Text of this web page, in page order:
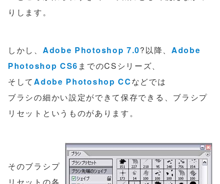
りします。
しかし、 Adobe Photoshop 7.0?以降、 Adobe
Photoshop CS6 までのCSシリーズ、
そしてAdobe Photoshop CCなどでは
ブラシの細かい設定ができて保存できる、ブラシプ
リセットというものがあります。
そのブラシプ